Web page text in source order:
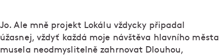
Jo. Ale mně projekt Lokálu vždycky připadal
úžasnej, vždyť každá moje návštěva hlavního města
musela neodmyslitelně zahrnovat Dlouhou,